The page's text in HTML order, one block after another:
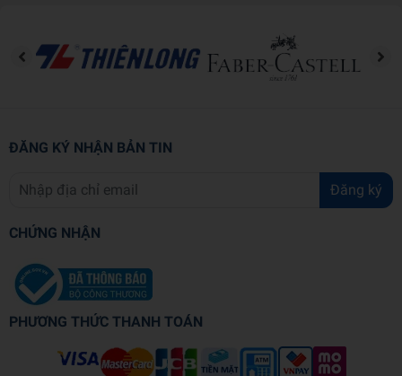
ĐĂNG KÝ NHẬN BẢN TIN
Đăng ký
CHỨNG NHẬN
PHƯƠNG THỨC THANH TOÁN